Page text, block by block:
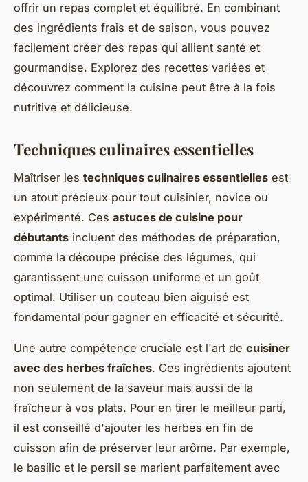
offrir un repas complet et équilibré. En combinant
des ingrédients frais et de saison, vous pouvez
facilement créer des repas qui allient santé et
gourmandise. Explorez des recettes variées et
découvrez comment la cuisine peut être à la fois
nutritive et délicieuse.
Techniques culinaires essentielles
Maîtriser les techniques culinaires essentielles est
un atout précieux pour tout cuisinier, novice ou
expérimenté. Ces astuces de cuisine pour
débutants incluent des méthodes de préparation,
comme la découpe précise des légumes, qui
garantissent une cuisson uniforme et un goût
optimal. Utiliser un couteau bien aiguisé est
fondamental pour gagner en efficacité et sécurité.
Une autre compétence cruciale est l'art de cuisiner
avec des herbes fraîches. Ces ingrédients ajoutent
non seulement de la saveur mais aussi de la
fraîcheur à vos plats. Pour en tirer le meilleur parti,
il est conseillé d'ajouter les herbes en fin de
cuisson afin de préserver leur arôme. Par exemple,
le basilic et le persil se marient parfaitement avec